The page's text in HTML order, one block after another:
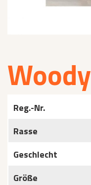
Woody
Reg.-Nr.
Rasse
Geschlecht
Größe